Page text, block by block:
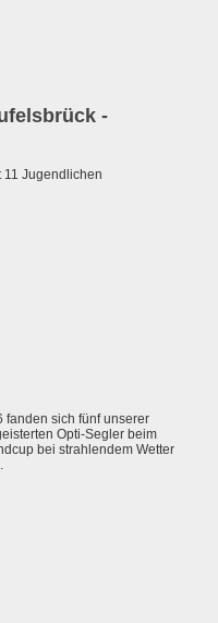
-
11 Jugendlichen
fanden sich fünf unserer
Opti-Segler beim
bei strahlendem Wetter